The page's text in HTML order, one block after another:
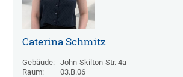
Caterina Schmitz
Gebäude: John-Skilton-Str. 4a
Raum:
03.B.06